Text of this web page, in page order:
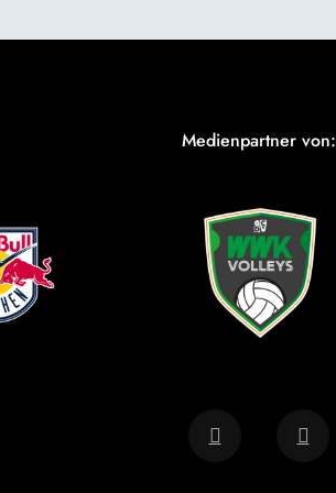
Medienpartner von: